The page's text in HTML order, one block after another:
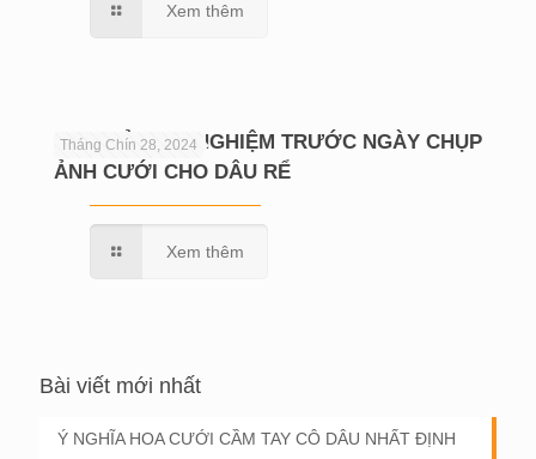
Xem thêm
Tháng Chín 28, 2024
CHIA SẺ KINH NGHIỆM TRƯỚC NGÀY CHỤP
ẢNH CƯỚI CHO DÂU RỂ
Xem thêm
Bài viết mới nhất
Ý NGHĨA HOA CƯỚI CẦM TAY CÔ DÂU NHẤT ĐỊNH